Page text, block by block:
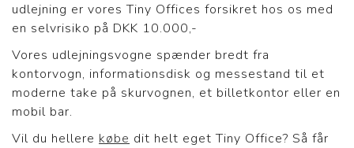
udlejning er vores Tiny Offices forsikret hos os med
en selvrisiko på DKK 10.000,-
Vores udlejningsvogne spænder bredt fra
kontorvogn, informationsdisk og messestand til et
moderne take på skurvognen, et billetkontor eller en
mobil bar.
Vil du hellere købe dit helt eget Tiny Office? Så får